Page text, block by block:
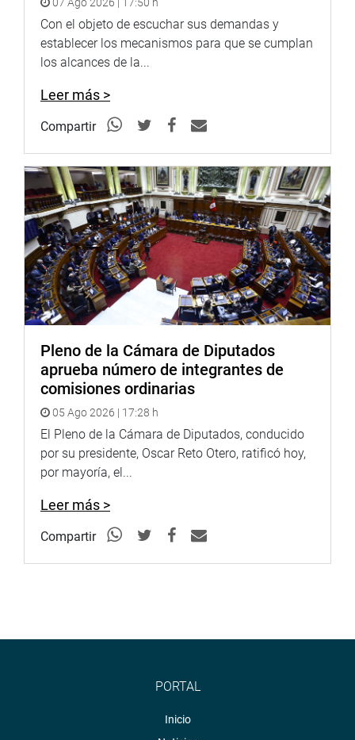
más importantes de nuestra cultura y de nuestra fe. Cada
año congrega a miles de personas que regresan desde
distintas partes del Perú y del mundo para reencontrarse
OFICINA DE COMUNICACIONES E IMAGEN
INSTITUCIONAL
Con el objeto de escuchar sus demandas y
establecer los mecanismos para que se cumplan
los alcances de la...
Leer más >
Compartir
Pleno de la Cámara de Diputados
aprueba número de integrantes de
comisiones ordinarias
05 Ago 2026 | 17:28 h
El Pleno de la Cámara de Diputados, conducido
por su presidente, Oscar Reto Otero, ratificó hoy,
por mayoría, el...
Leer más >
Compartir
PORTAL
Inicio